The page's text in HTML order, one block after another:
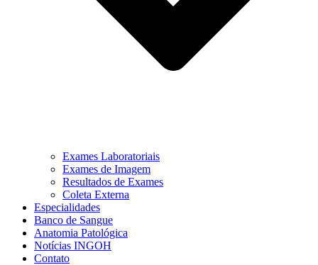
Exames Laboratoriais
Exames de Imagem
Resultados de Exames
Coleta Externa
Especialidades
Banco de Sangue
Anatomia Patológica
Notícias INGOH
Contato